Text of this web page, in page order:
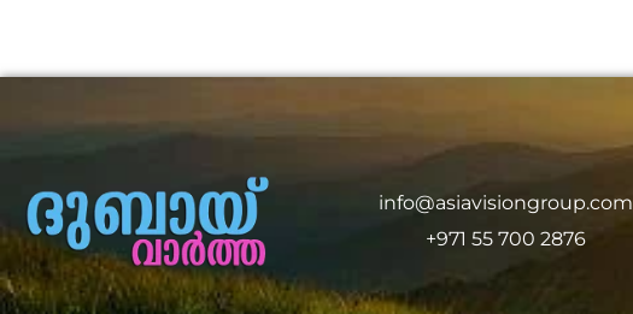
info@asiavisiongroup.com
+971 55 700 2876